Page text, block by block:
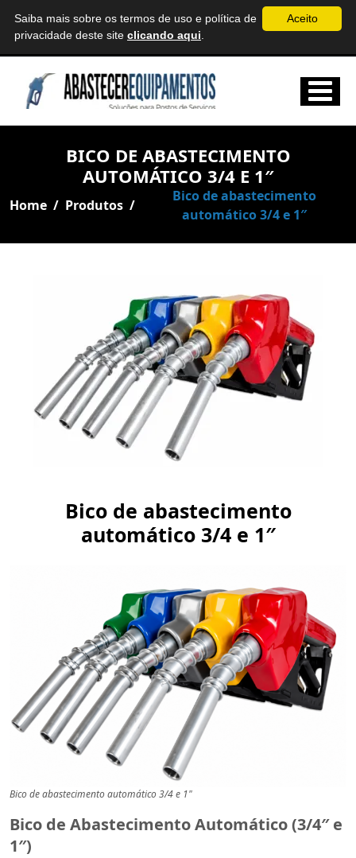
abastecerequipamentos@gmail.com Belo Horizonte
BICO DE ABASTECIMENTO
AUTOMÁTICO 3/4 E 1″
Home / Produtos /
Bico de abastecimento
automático 3/4 e 1″
Bico de abastecimento
automático 3/4 e 1″
Bico de abastecimento automático 3/4 e 1"
Bico de Abastecimento Automático (3/4″ e
1″)
Aceito
Saiba mais sobre os termos de uso e política de
privacidade deste site clicando aqui